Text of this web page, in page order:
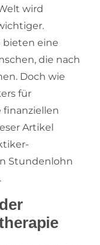
wird
bieten eine
die nach
Doch wie
für
finanziellen
Artikel
Stundenlohn